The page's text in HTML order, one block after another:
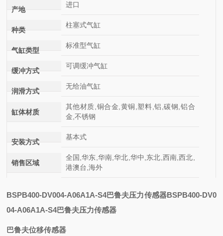
产地
进口
种类
柱塞式气缸
气缸类型
标准型气缸
缓冲方式
可调缓冲气缸
润滑方式
无给油气缸
缸体材质
其他材质,铜合金,黄铜,塑料,铝,碳钢,铝合
金,不锈钢
安装方式
基本式
销售区域
全国,华东,华南,华北,华中,东北,西南,西北,
港澳台,海外
BSPB400-DV004-A06A1A-S4巴鲁夫压力传感器BSPB400-DV0
04-A06A1A-S4巴鲁夫压力传感器
巴鲁夫位移传感器